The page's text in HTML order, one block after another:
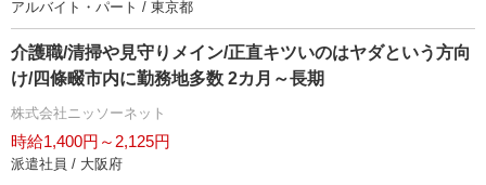
アルバイト・パート / 東京都
介護職/清掃や見守りメイン/正直キツいのはヤダという方向
け/四條畷市内に勤務地多数 2カ月～長期
株式会社ニッソーネット
時給1,400円～2,125円
派遣社員 / 大阪府